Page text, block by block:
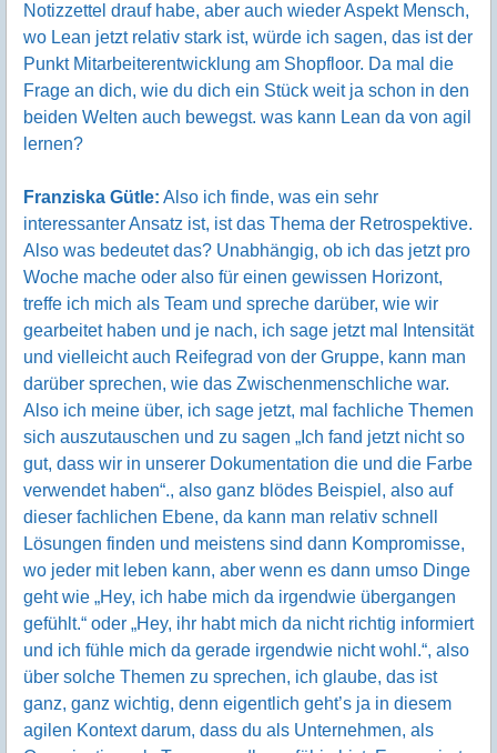
Notizzettel drauf habe, aber auch wieder Aspekt Mensch,
wo Lean jetzt relativ stark ist, würde ich sagen, das ist der
Punkt Mitarbeiterentwicklung am Shopfloor. Da mal die
Frage an dich, wie du dich ein Stück weit ja schon in den
beiden Welten auch bewegst. was kann Lean da von agil
lernen?
Franziska Gütle: Also ich finde, was ein sehr
interessanter Ansatz ist, ist das Thema der Retrospektive.
Also was bedeutet das? Unabhängig, ob ich das jetzt pro
Woche mache oder also für einen gewissen Horizont,
treffe ich mich als Team und spreche darüber, wie wir
gearbeitet haben und je nach, ich sage jetzt mal Intensität
und vielleicht auch Reifegrad von der Gruppe, kann man
darüber sprechen, wie das Zwischenmenschliche war.
Also ich meine über, ich sage jetzt, mal fachliche Themen
sich auszutauschen und zu sagen „Ich fand jetzt nicht so
gut, dass wir in unserer Dokumentation die und die Farbe
verwendet haben“., also ganz blödes Beispiel, also auf
dieser fachlichen Ebene, da kann man relativ schnell
Lösungen finden und meistens sind dann Kompromisse,
wo jeder mit leben kann, aber wenn es dann umso Dinge
geht wie „Hey, ich habe mich da irgendwie übergangen
gefühlt.“ oder „Hey, ihr habt mich da nicht richtig informiert
und ich fühle mich da gerade irgendwie nicht wohl.“, also
über solche Themen zu sprechen, ich glaube, das ist
ganz, ganz wichtig, denn eigentlich geht’s ja in diesem
agilen Kontext darum, dass du als Unternehmen, als